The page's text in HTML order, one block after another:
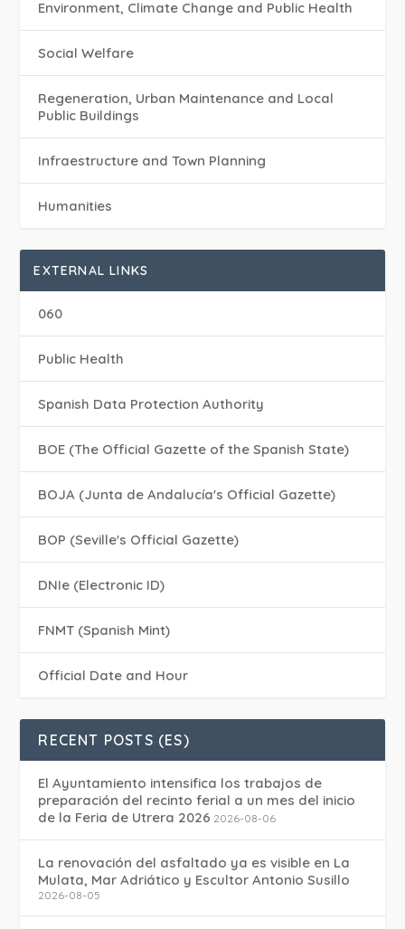
Environment, Climate Change and Public Health
Social Welfare
Regeneration, Urban Maintenance and Local
Public Buildings
Infraestructure and Town Planning
Humanities
EXTERNAL LINKS
060
Public Health
Spanish Data Protection Authority
BOE (The Official Gazette of the Spanish State)
BOJA (Junta de Andalucía's Official Gazette)
BOP (Seville's Official Gazette)
DNIe (Electronic ID)
FNMT (Spanish Mint)
Official Date and Hour
RECENT POSTS (ES)
El Ayuntamiento intensifica los trabajos de
preparación del recinto ferial a un mes del inicio
de la Feria de Utrera 2026 2026-08-06
La renovación del asfaltado ya es visible en La
Mulata, Mar Adriático y Escultor Antonio Susillo
2026-08-05